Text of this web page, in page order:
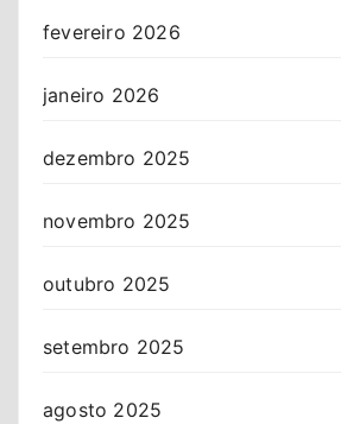
fevereiro 2026
janeiro 2026
dezembro 2025
novembro 2025
outubro 2025
setembro 2025
agosto 2025